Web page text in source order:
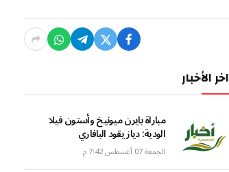
اخر الأخبار
مباراة بايرن ميونيخ وأستون فيلا
الودية: دياز يقود البافاري
الجمعة 07 أغسطس 7:42 م